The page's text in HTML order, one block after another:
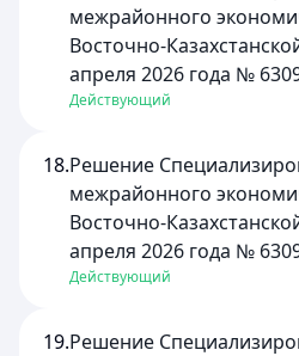
межрайонного
Восточно-
апреля 2026 года №
Действующий
18.Решение
межрайонного
Восточно-
апреля 2026 года №
Действующий
19.Решение